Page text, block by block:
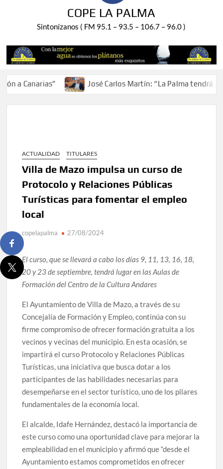
COPE LA PALMA
Sintonízanos ( FM 95.1 – 93.5 – 106.7 – 96.0 )
Canarias” José Carlos Martín: “La Palma tendrá
ACTUALIDAD TITULARES
Villa de Mazo impulsa un curso de
Protocolo y Relaciones Públicas
Turísticas para fomentar el empleo
local
copelapalma 27/08/2024
El curso, que se llevará a cabo los días 9, 11, 13, 16, 18,
20 y 23 de septiembre, tendrá lugar en las Aulas de
Formación del Centro de la Cultura Andares
El Ayuntamiento de Villa de Mazo, a través de su
Concejalía de Formación y Empleo, continúa con su
firme compromiso de ofrecer formación gratuita a los
vecinos y vecinas del municipio. En esta ocasión, se
impartirá el curso Protocolo y Relaciones Públicas
Turísticas, una iniciativa que busca dotar a los
participantes de las habilidades necesarias para
desempeñarse en el sector turístico, uno de los pilares
fundamentales de la economía local.
El alcalde, Idafe Hernández, destacó la importancia de
este curso como una oportunidad clave para mejorar la
empleabilidad en el municipio y afirmó que “desde el
Ayuntamiento estamos comprometidos en ofrecer